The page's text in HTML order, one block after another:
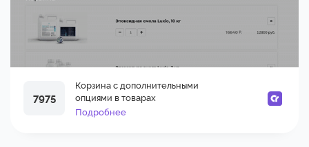
7975
Корзина с дополнительными
опциями в товарах
Подробнее